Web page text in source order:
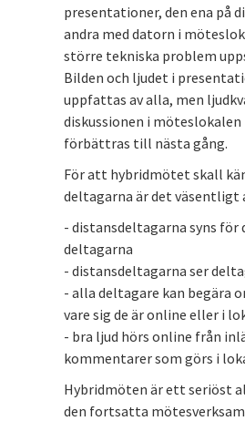
presentationer, den ena på
andra med datorn i
större tekniska problem
Bilden och ljudet i
uppfattas av alla, men
diskussionen i möteslokalen
förbättras till nästa gång.
För att hybridmötet skall
deltagarna är det väsentligt
- distansdeltagarna syns för
deltagarna
- distansdeltagarna ser
- alla deltagare kan begära
vare sig de är online eller i
- bra ljud hörs online från
kommentarer som görs i
Hybridmöten är ett seriöst
den fortsatta